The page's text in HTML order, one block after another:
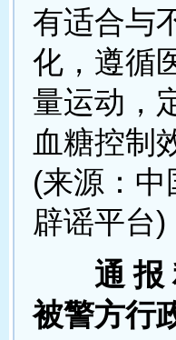
有适合与
化，遵循
量运动，
血糖控制
(来源：
辟谣平台)
通 报
被警方行